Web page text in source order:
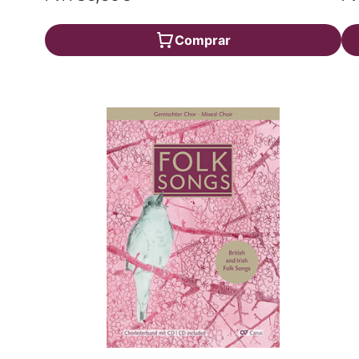
Comprar